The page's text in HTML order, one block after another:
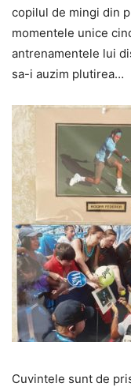
copilul de mingi din
momentele unice
antrenamentele lui
sa-i auzim plutirea…
Cuvintele sunt de